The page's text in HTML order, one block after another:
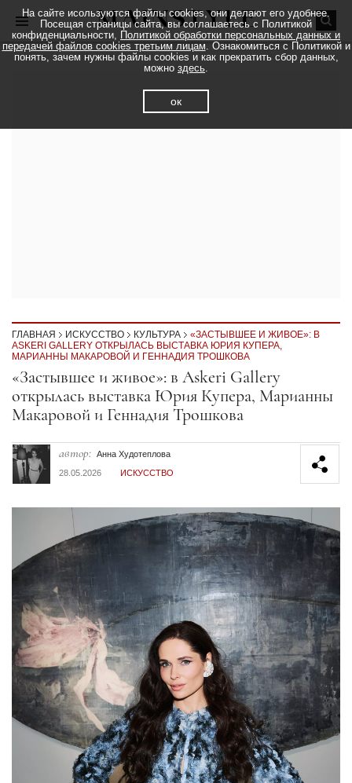
ГЛАВНАЯ ИСКУССТВО КУЛЬТУРА
«ЗАСТЫВШЕЕ И ЖИВОЕ»: В
ASKERI GALLERY ОТКРЫЛАСЬ ВЫСТАВКА ЮРИЯ КУПЕРА,
МАРИАННЫ МАКАРОВОЙ И ГЕННАДИЯ ТРОШКОВА
Секция статей
«Застывшее и живое»: в Askeri Gallery
открылась выставка Юрия Купера, Марианны
Макаровой и Геннадия Трошкова
автор: Анна Худотеплова
28.05.2026
ИСКУССТВО
На сайте исользуются файлы cookies, они делают его удобнее.
Посещая страницы сайта, вы соглашаетесь с Политикой
конфиденциальности, Политикой обработки персональных данных и
передачей файлов cookies третьим лицам. Ознакомиться с Политикой и
понять, зачем нужны файлы cookies и как прекратить сбор данных,
можно здесь.
ок